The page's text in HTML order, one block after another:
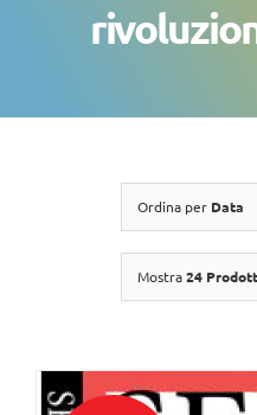
Ordina per Data
Mostra24